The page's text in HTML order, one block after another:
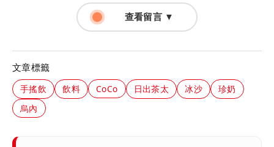
查看留言 ▼
文章標籤
手搖飲 飲料 CoCo 日出茶太 冰沙
珍奶
烏內